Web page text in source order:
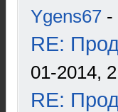
Ygens67 -
RE:
01-2014,
RE: